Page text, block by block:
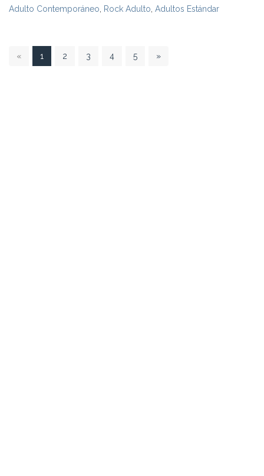
Adulto Contemporáneo Rock Adulto Adultos Estándar
« 1 2 3 4 5 »